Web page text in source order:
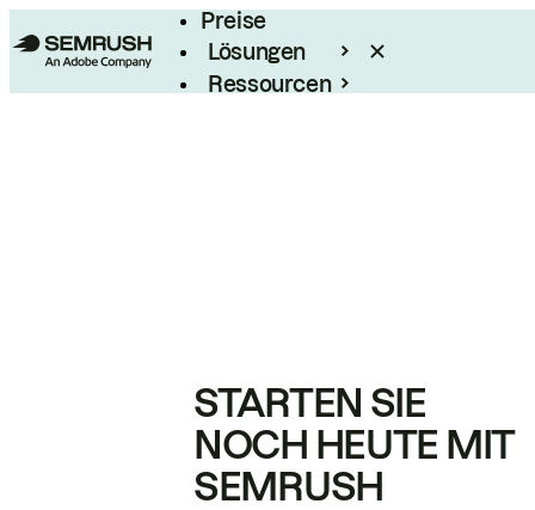
Preise
Lösungen
Ressourcen
STARTEN SIE
NOCH HEUTE MIT
SEMRUSH